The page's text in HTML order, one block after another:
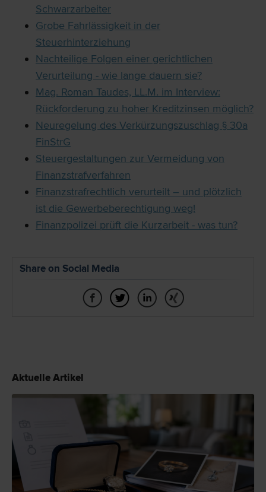
Schwarzarbeiter
Grobe Fahrlässigkeit in der
Steuerhinterziehung
Nachteilige Folgen einer gerichtlichen
Verurteilung - wie lange dauern sie?
Mag. Roman Taudes, LL.M. im Interview:
Rückforderung zu hoher Kreditzinsen möglich?
Neuregelung des Verkürzungszuschlag § 30a
FinStrG
Steuergestaltungen zur Vermeidung von
Finanzstrafverfahren
Finanzstrafrechtlich verurteilt – und plötzlich
ist die Gewerbeberechtigung weg!
Finanzpolizei prüft die Kurzarbeit - was tun?
Share on Social Media
Aktuelle Artikel